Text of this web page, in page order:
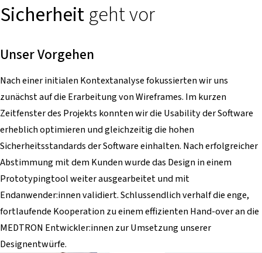
Sicherheitgeht vor
Unser Vorgehen
Nach einer initialen Kontextanalyse fokussierten wir uns
zunächst auf die Erarbeitung von Wireframes. Im kurzen
Zeitfenster des Projekts konnten wir die Usability der Software
erheblich optimieren und gleichzeitig die hohen
Sicherheitsstandards der Software einhalten. Nach erfolgreicher
Abstimmung mit dem Kunden wurde das Design in einem
Prototypingtool weiter ausgearbeitet und mit
Endanwender:innen validiert. Schlussendlich verhalf die enge,
fortlaufende Kooperation zu einem effizienten Hand-over an die
MEDTRON Entwickler:innen zur Umsetzung unserer
Designentwürfe.